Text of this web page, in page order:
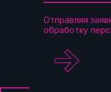
Отправляя
обработку